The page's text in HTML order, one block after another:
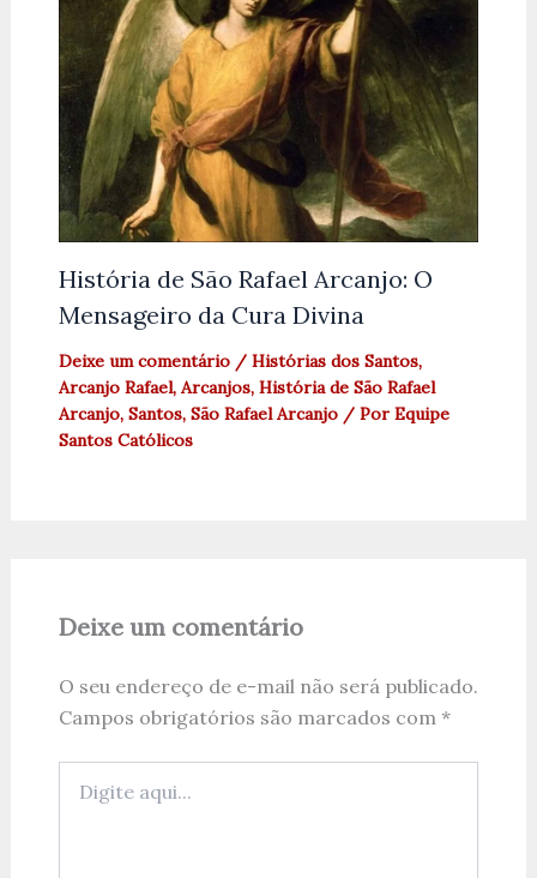
História de São Rafael Arcanjo: O
Mensageiro da Cura Divina
Deixe um comentário / Histórias dos Santos,
Arcanjo Rafael, Arcanjos, História de São Rafael
Arcanjo, Santos, São Rafael Arcanjo/ Por Equipe
Santos Católicos
Deixe um comentário
O seu endereço de e-mail não será publicado.
Campos obrigatórios são marcados com *
aqui...